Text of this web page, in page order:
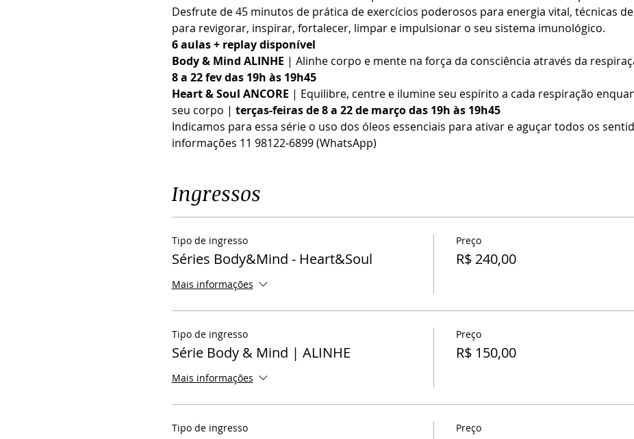
Desfrute de 45 minutos de prática de exercícios poderosos para energia vital, técnicas
para revigorar, inspirar, fortalecer, limpar e impulsionar o seu sistema imunológico.
6 aulas + replay disponível
Body & Mind ALINHE | Alinhe corpo e mente na força da consciência através da
8 a 22 fev das 19h às 19h45
Heart & Soul ANCORE | Equilibre, centre e ilumine seu espírito a cada respiração
seu corpo | terças-feiras de 8 a 22 de março das 19h às 19h45
Indicamos para essa série o uso dos óleos essenciais para ativar e aguçar todos os
informações 11 98122-6899 (WhatsApp)
Ingressos
Tipo de ingresso
Séries Body&Mind - Heart&Soul
Mais informações
Preço
R$ 240,00
Tipo de ingresso
Série Body & Mind | ALINHE
Mais informações
Preço
R$ 150,00
Tipo de ingresso Preço